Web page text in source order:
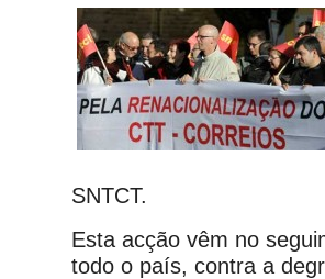
SNTCT.
Esta acção vêm no
todo o país, contra a